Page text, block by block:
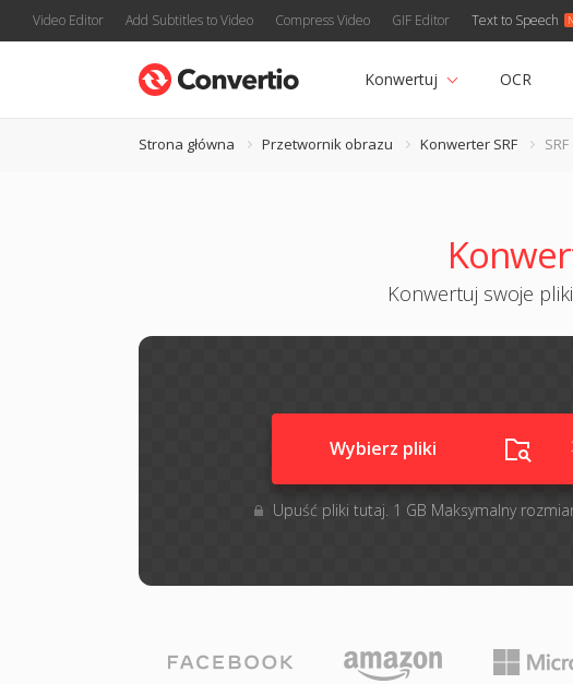
Video Editor Add Subtitles to Video Compress Video GIF Editor Text to Speech
Konwertuj OCR
Strona główna Przetwornik obrazu Konwerter SRF
Konwertuj swoje
Wybierz pliki
Upuść pliki tutaj. 1 GB Maksymalny